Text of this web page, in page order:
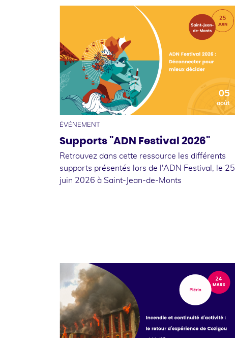
05
août
ÉVÉNEMENT
Supports "ADN Festival 2026"
Retrouvez dans cette ressource les différents
supports présentés lors de l'ADN Festival, le 25
juin 2026 à Saint-Jean-de-Monts